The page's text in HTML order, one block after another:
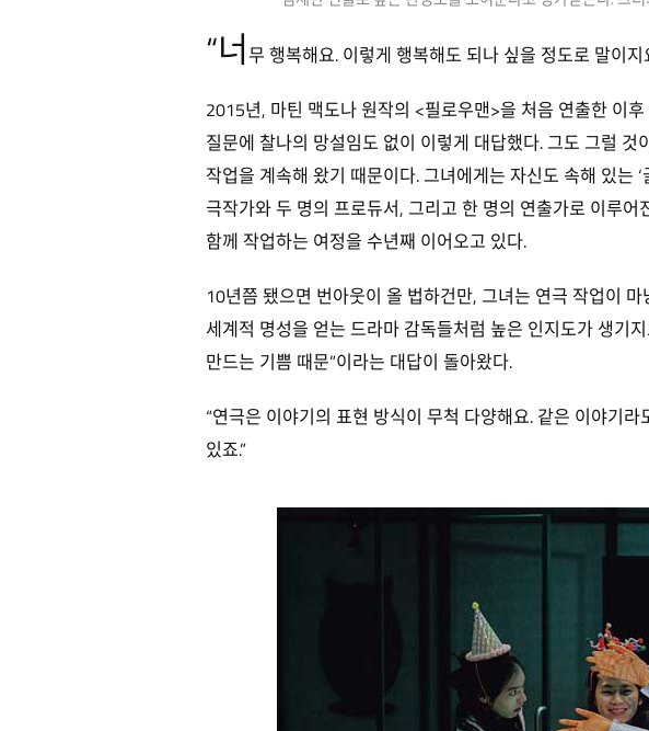
“너무 행복해요. 이렇게 행복해도 되나 싶을 정도로 말이지
2015년, 마틴 맥도나 원작의 <필로우맨>을 처음 연출한 이
질문에 찰나의 망설임도 없이 이렇게 대답했다. 그도 그럴
작업을 계속해 왔기 때문이다. 그녀에게는 자신도 속해 있는
극작가와 두 명의 프로듀서, 그리고 한 명의 연출가로 이루어
함께 작업하는 여정을 수년째 이어오고 있다.
10년쯤 됐으면 번아웃이 올 법하건만, 그녀는 연극 작업이
세계적 명성을 얻는 드라마 감독들처럼 높은 인지도가 생기
만드는 기쁨 때문”이라는 대답이 돌아왔다.
“연극은 이야기의 표현 방식이 무척 다양해요. 같은 이야기
있죠.”